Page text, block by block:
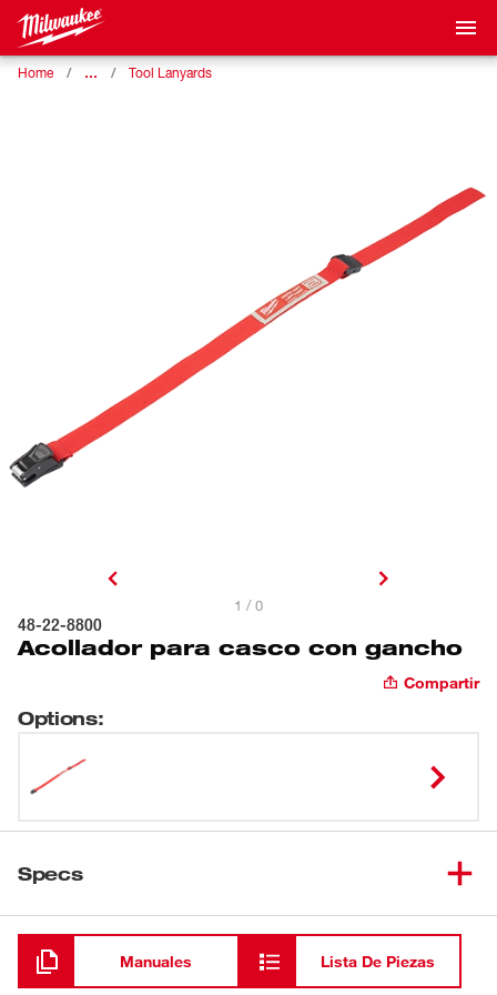
Home … Tool Lanyards
1 / 0
48-22-8800
Acollador para casco con gancho
Compartir
Options:
Specs
Cargando
Manuales Lista De Piezas